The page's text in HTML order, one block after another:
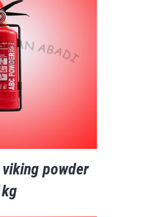
powder